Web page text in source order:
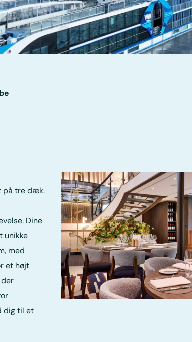
på tre dæk.
Dine
unikke
med
et højt
dig til et